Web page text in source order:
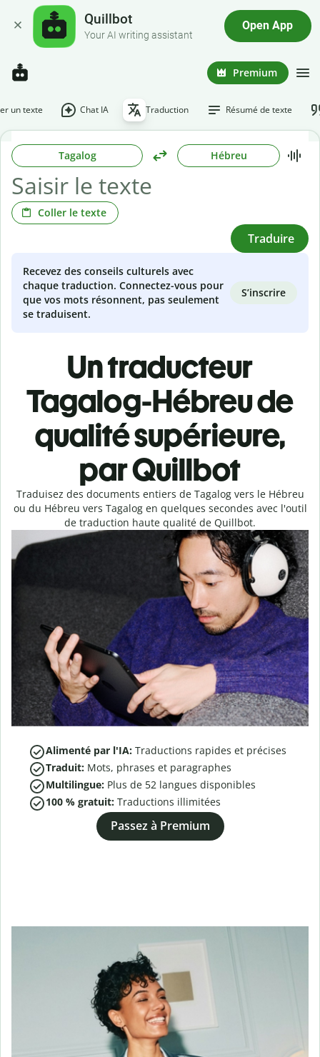
Quillbot
Your AI writing assistant
Open App
Premium
un texte Chat IA Traduction Résumé de texte
Tagalog Hébreu
Coller le texte
Traduire
Recevez des conseils culturels avec
chaque traduction. Connectez-vous pour
que vos mots résonnent, pas seulement
se traduisent.
S’inscrire
Un traducteur
Tagalog-Hébreu de
qualité supérieure,
par Quillbot
Traduisez des documents entiers de Tagalog vers le Hébreu
ou du Hébreu vers Tagalog en quelques secondes avec l'outil
de traduction haute qualité de Quillbot.
Alimenté par l'IA: Traductions rapides et précises
Traduit: Mots, phrases et paragraphes
Multilingue: Plus de 52 langues disponibles
100 % gratuit: Traductions illimitées
Passez à Premium